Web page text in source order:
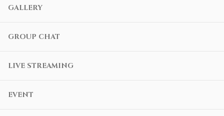
GALLERY
GROUP CHAT
LIVE STREAMING
EVENT